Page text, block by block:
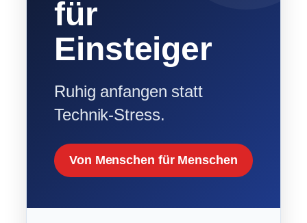
für
Einsteiger
Ruhig anfangen statt
Technik-Stress.
Von Menschen für Menschen